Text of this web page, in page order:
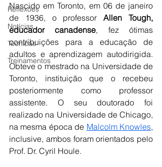
Reflexões
Notícias
Técnicas
Treinamentos
Nascido em Toronto, em 06 de janeiro
de 1936, o professor Allen Tough,
educador canadense, fez ótimas
contribuições para a educação de
adultos e aprendizagem autodirigida.
Obteve o mestrado na Universidade de
Toronto, instituição que o recebeu
posteriormente como professor
assistente. O seu doutorado foi
realizado na Universidade de Chicago,
na mesma época de Malcolm Knowles,
inclusive, ambos foram orientados pelo
Prof. Dr. Cyril Houle.